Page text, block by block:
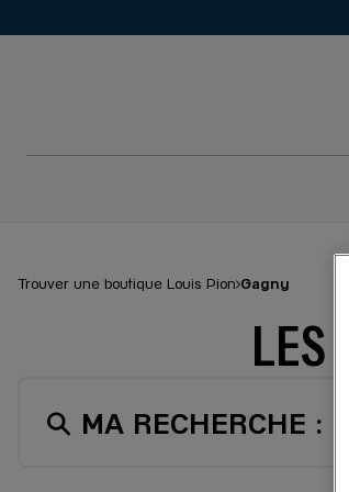
Trouver une boutique Louis Pion Gagny
LES
MA RECHERCHE :